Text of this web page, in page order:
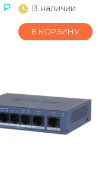
₽ В наличии
В КОРЗИНУ